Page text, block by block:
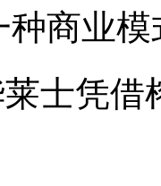
商业
士凭借